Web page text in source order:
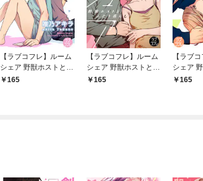
【ラブコフレ】ルーム
シェア 野獣ホストとふ
たり暮らし act.6
165
【ラブコフレ】ルーム
シェア 野獣ホストとふ
たり暮らし act.7
165
【ラブ
シェア
たり暮ら
165